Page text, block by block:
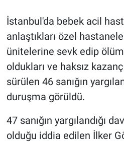
İstanbul'da bebek acil
anlaştıkları özel
ünitelerine sevk edip
oldukları ve haksız
sürülen 46 sanığın
duruşma görüldü.
47 sanığın yargılandığı
olduğu iddia edilen İlker
Gündem Özel
Günün görüntüsü
Haber
İlan
Kimdir